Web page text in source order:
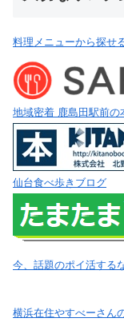
料理メニューから探せ
地域密着 鹿島田駅前の
仙台食べ歩きブログ
今、話題のポイ活する
横浜在住やすべーさん